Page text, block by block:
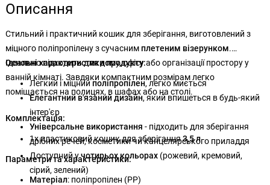
Описання
Стильний і практичний кошик для зберігання, виготовлений з
міцного поліпропілену з сучасним плетеним візерунком.
Ідеально підходить для дому, офісу або організації простору у
ванній кімнаті. Завдяки компактним розмірам легко
поміщається на полицях, в шафах або на столі.
Основні характеристики продукту:
Легкий і міцнийполіпропілен, легко миється
Елегантний в'язаний дизайн, який впишеться в будь-який
інтер'єр
Універсальне використання - підходить для зберігання
дрібних речей, косметики чи канцелярського приладдя
Доступний учотирьох кольорах(рожевий, кремовий,
сірий, зелений)
Комплектація:
1х пластиковий кошик для зберігання3,5 л
Параметри та характеристики:
Матеріал: поліпропілен (PP)